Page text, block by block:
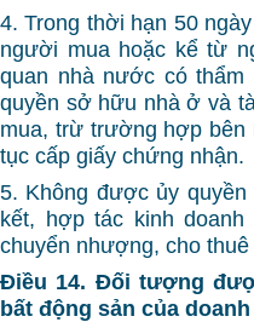
4. Trong thời hạn 50
người mua hoặc kể từ
quan nhà nước có thẩm
quyền sở hữu nhà ở và
mua, trừ trường hợp bên
tục cấp giấy chứng nhận.
5. Không được ủy
kết, hợp tác kinh
chuyển nhượng, cho
Điều 14. Đối tượng
bất động sản của